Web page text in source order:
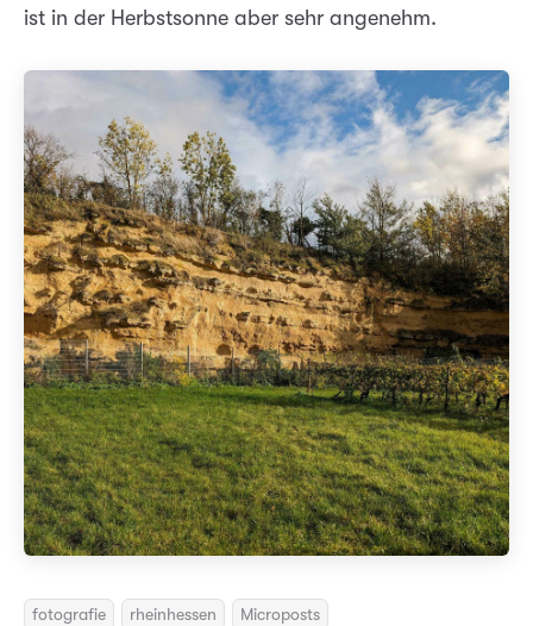
ist in der Herbstsonne aber sehr angenehm.
fotografie rheinhessen Microposts